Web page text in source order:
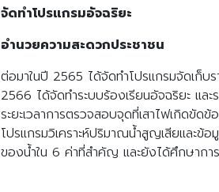
จัดทำโปรแกรมอัจฉริยะ
อำนวยความสะดวกประชาชน
ต่อมาในปี 2565 ได้จัดทำโปรแกรมจัดเก็บร
2566 ได้จัดทำระบบร้องเรียนอัจฉริยะ แล
ระยะเวลาการตรวจสอบจุดที่เสาไฟเกิดขั
โปรแกรมวิเคราะห์ปริมาณน้ำสูญเสียและข้
ของน้ำใน 6 ค่าที่สำคัญ และยังได้ศึกษากา